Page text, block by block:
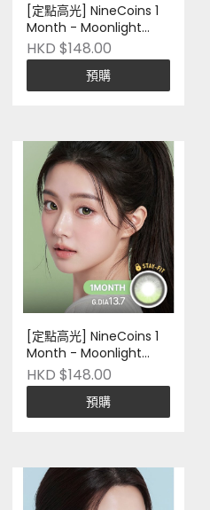
[定點高光] NineCoins 1
Month - Moonlight
#Silver Mist｜兩片裝｜
Silicone Hydrogel｜韓國
品牌｜Pre-Order
HKD $148.00
預購
[定點高光] NineCoins 1
Month - Moonlight
#Olive Ray｜兩片裝｜
Silicone Hydrogel｜韓國
品牌｜Pre-Order
HKD $148.00
預購